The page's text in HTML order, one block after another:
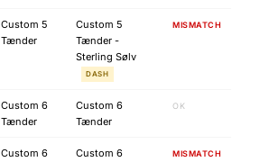
Custom 5
Tænder
Custom 5
Tænder -
Sterling Sølv
DASH
MISMATCH
Custom 6
Tænder
Custom 6
Tænder
OK
Custom 6
Custom 6
MISMATCH